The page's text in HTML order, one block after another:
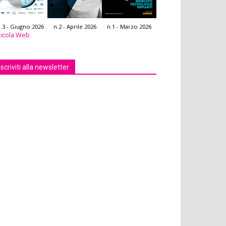
- Giugno 2026 n.2 - Aprile 2026 n.1 - Marzo 2026
Web
alla newsletter